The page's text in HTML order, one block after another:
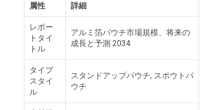
属性 詳細
レポー
トタイ
トル
アルミ箔パウチ市場規模、将来の
成長と予測 2034
タイプ
スタイ
ル
スタンドアップパウチ, スポウトパ
ウチ